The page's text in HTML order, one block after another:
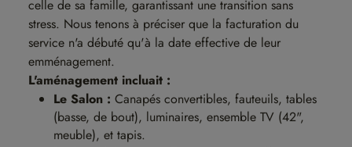
celle de sa famille, garantissant une transition sans
stress. Nous tenons à préciser que la facturation du
service n'a débuté qu'à la date effective de leur
emménagement.
L'aménagement incluait :
Le Salon : Canapés convertibles, fauteuils, tables
(basse, de bout), luminaires, ensemble TV (42",
meuble), et tapis.